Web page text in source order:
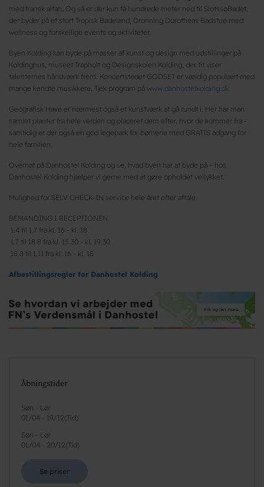
med fransk altan. Og så er der kun få hundrede meter ned til SlotssøBadet,
der byder på et stort Tropisk Badeland, Dronning Dorotheas Badstue med
wellness og forskellige events og aktiviteter.
Byen Kolding kan byde på masser af kunst og design med udstillinger på
Koldinghus, museet Trapholt og Designskolen Kolding, der tit viser
talenternes håndværk frem. Koncertstedet GODSET er vældig populært med
mange kendte musikkere. Tjek program på www.danhostelkolding.dk
Geografisk Have er nærmest også et kunstværk at gå rundt i. Her har man
samlet planter fra hele verden og placeret dem efter, hvor de kommer fra -
samtidig er der også en god legepark for børnene med GRATIS adgang for
hele familien.
Overnat på Danhostel Kolding og se, hvad byen har at byde på – hos
Danhostel Kolding hjælper vi gerne med at gøre opholdet vellykket.
Mulighed for SELV CHECK-IN service hele året efter aftale.
BEMANDING I RECEPTIONEN
1.4 til 1.7 fra kl. 16 - kl. 18
1.7 til 18.8 fra kl. 15.30 - kl. 19.30
18.8 til 1.11 fra kl. 16 - kl. 18
Afbestillingsregler for Danhostel Kolding
Åbningstider
Søn - Lør
01/04 - 19/12( Tid)
Søn - Lør
01/04 - 20/12( Tid)
Se priser